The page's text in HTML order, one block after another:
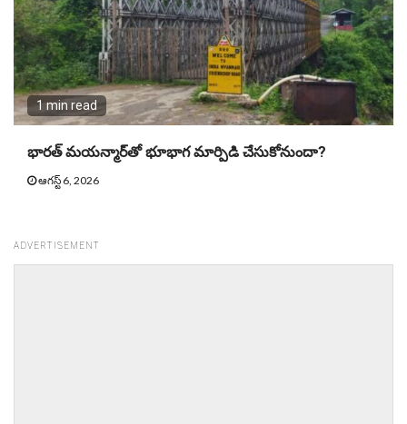
1 min read
భారత్ మయన్మార్‌తో భూభాగ మార్పిడి చేసుకోనుందా?
ఆగస్ట్ 6, 2026
ADVERTISEMENT